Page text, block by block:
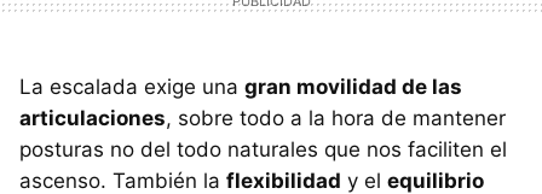
La escalada exige una gran movilidad de las
articulaciones, sobre todo a la hora de mantener
posturas no del todo naturales que nos faciliten el
ascenso. También la flexibilidad y el equilibrio